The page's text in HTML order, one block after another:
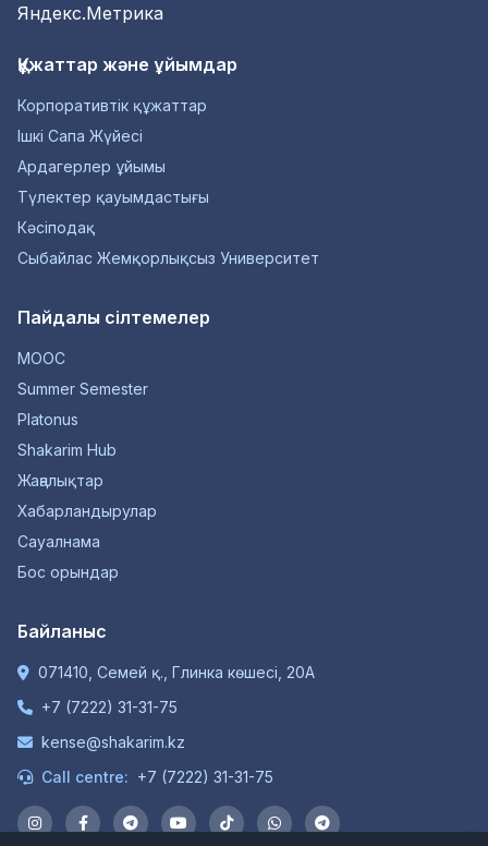
Құжаттар және ұйымдар
Корпоративтік құжаттар
Ішкі Сапа Жүйесі
Ардагерлер ұйымы
Түлектер қауымдастығы
Кәсіподақ
Сыбайлас Жемқорлықсыз Университет
Пайдалы сілтемелер
MOOC
Summer Semester
Platonus
Shakarim Hub
Жаңалықтар
Хабарландырулар
Сауалнама
Бос орындар
Байланыс
071410, Семей қ., Глинка көшесі, 20А
+7 (7222) 31-31-75
kense@shakarim.kz
Call centre: +7 (7222) 31-31-75